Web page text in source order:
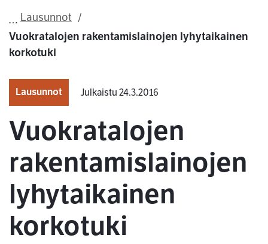
Lausunnot
Vuokratalojen rakentamislainojen lyhytaikainen
korkotuki
Lausunnot Julkaistu 24.3.2016
Vuokratalojen
rakentamislainojen
lyhytaikainen
korkotuki